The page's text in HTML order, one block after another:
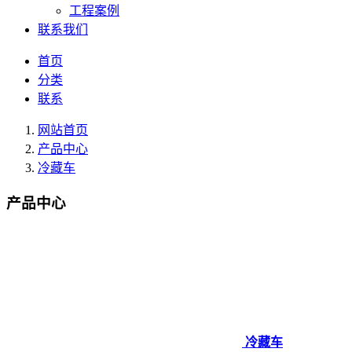
工程案例
联系我们
首页
分类
联系
网站首页
产品中心
冷藏车
产品中心
冷藏车